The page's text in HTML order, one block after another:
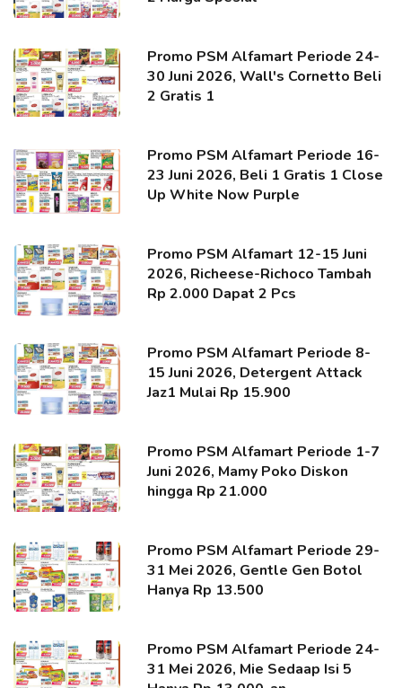
Promo PSM Alfamart Periode 24-
30 Juni 2026, Wall's Cornetto Beli
2 Gratis 1
Promo PSM Alfamart Periode 16-
23 Juni 2026, Beli 1 Gratis 1 Close
Up White Now Purple
Promo PSM Alfamart 12-15 Juni
2026, Richeese-Richoco Tambah
Rp 2.000 Dapat 2 Pcs
Promo PSM Alfamart Periode 8-
15 Juni 2026, Detergent Attack
Jaz1 Mulai Rp 15.900
Promo PSM Alfamart Periode 1-7
Juni 2026, Mamy Poko Diskon
hingga Rp 21.000
Promo PSM Alfamart Periode 29-
31 Mei 2026, Gentle Gen Botol
Hanya Rp 13.500
Promo PSM Alfamart Periode 24-
31 Mei 2026, Mie Sedaap Isi 5